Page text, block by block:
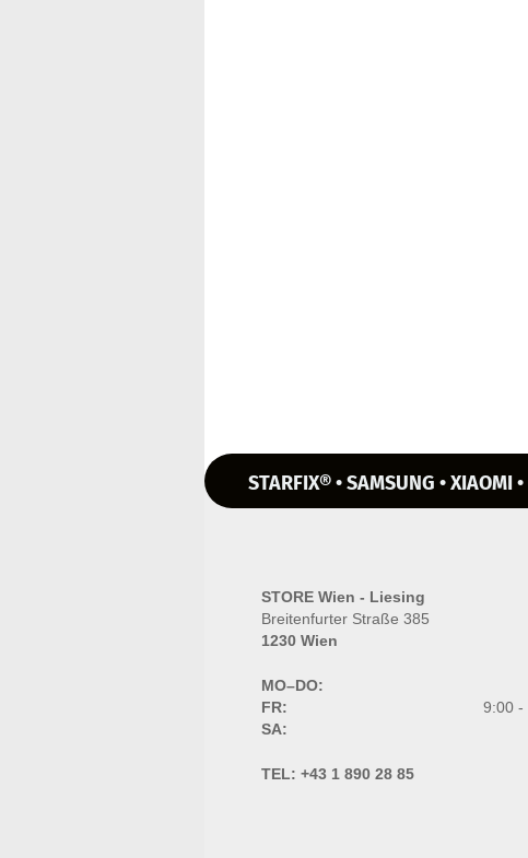
STARFIX® • SAMSUNG • XIAOMI
STORE Wien - Liesing
Breitenfurter Straße 385
1230 Wien
MO–DO:
FR:
9:00 -
SA:
TEL: +43 1 890 28 85